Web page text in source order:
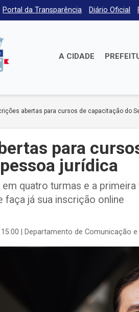
Portal da Transparência Diário Oficial
A CIDADE
abertas para cursos de capacitação do
para
jurídica
quatro turmas e a
faça já sua inscrição online
| Departamento de Comunicação